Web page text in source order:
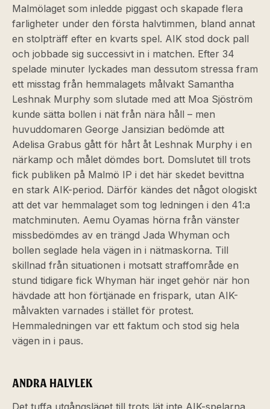
Malmölaget som inledde piggast och skapade flera
farligheter under den första halvtimmen, bland annat
en stolpträff efter en kvarts spel. AIK stod dock pall
och jobbade sig successivt in i matchen. Efter 34
spelade minuter lyckades man dessutom stressa fram
ett misstag från hemmalagets målvakt Samantha
Leshnak Murphy som slutade med att Moa Sjöström
kunde sätta bollen i nät från nära håll – men
huvuddomaren George Jansizian bedömde att
Adelisa Grabus gått för hårt åt Leshnak Murphy i en
närkamp och målet dömdes bort. Domslutet till trots
fick publiken på Malmö IP i det här skedet bevittna
en stark AIK-period. Därför kändes det något ologiskt
att det var hemmalaget som tog ledningen i den 41:a
matchminuten. Aemu Oyamas hörna från vänster
missbedömdes av en trängd Jada Whyman och
bollen seglade hela vägen in i nätmaskorna. Till
skillnad från situationen i motsatt straffområde en
stund tidigare fick Whyman här inget gehör när hon
hävdade att hon förtjänade en frispark, utan AIK-
målvakten varnades i stället för protest.
Hemmaledningen var ett faktum och stod sig hela
vägen in i paus.
ANDRA HALVLEK
Det tuffa utgångsläget till trots lät inte AIK-spelarna